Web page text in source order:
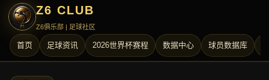
Z6 CLUB
Z6俱乐部 | 足球社区
首页 足球资讯 2026世界杯赛程 数据中心 球员数据库